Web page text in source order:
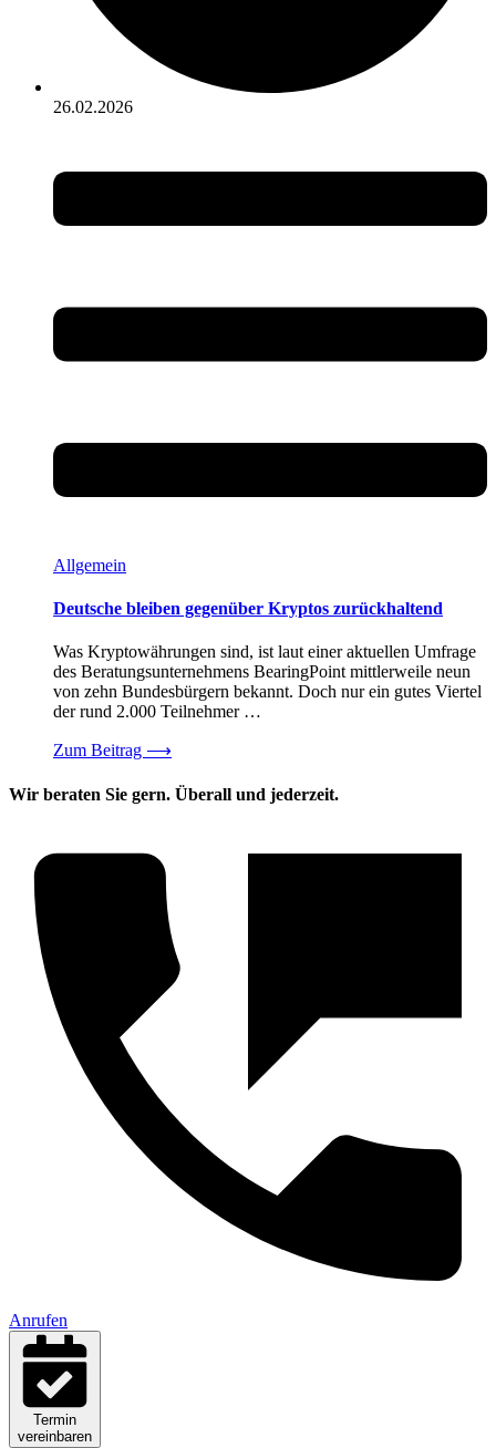
26.02.2026
Allgemein
Deutsche bleiben gegenüber Kryptos zurückhaltend
Was Kryptowährungen sind, ist laut einer aktuellen Umfrage
des Beratungsunternehmens BearingPoint mittlerweile neun
von zehn Bundesbürgern bekannt. Doch nur ein gutes Viertel
der rund 2.000 Teilnehmer …
Zum Beitrag ⟶
Wir beraten Sie gern. Überall und jederzeit.
Anrufen
Termin
vereinbaren